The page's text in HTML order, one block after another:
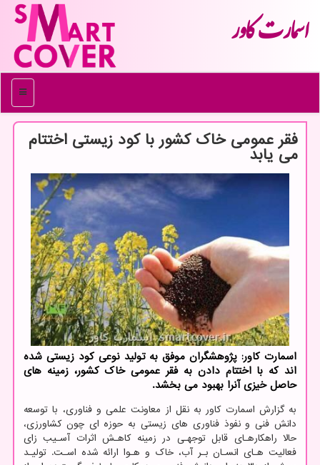
اسمارت كاور
منو
فقر عمومی خاک کشور با کود زیستی اختتام
می یابد
اسمارت کاور: پژوهشگران موفق به تولید نوعی کود زیستی شده
اند که با اختتام دادن به فقر عمومی خاک کشور، زمینه های
حاصل خیزی آنرا بهبود می بخشد.
به گزارش اسمارت کاور به نقل از معاونت علمی و فناوری، با توسعه
دانش فنی و نفوذ فناوری های زیستی به حوزه ای چون کشاورزی،
حالا راهکارهـای قابل توجهـی در زمینه کاهـش اثرات آسـیب زای
فعالیت هـای انسـان بـر آب، خاک و هـوا ارائه شده اسـت. تولیـد